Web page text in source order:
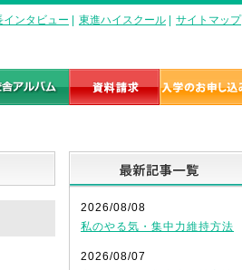
インタビュー 東進ハイスクール サイトマップ
2026/08/08
私のやる気・集中力維持方法
2026/08/07